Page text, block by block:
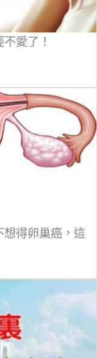
愛了！
想得卵巢癌，這